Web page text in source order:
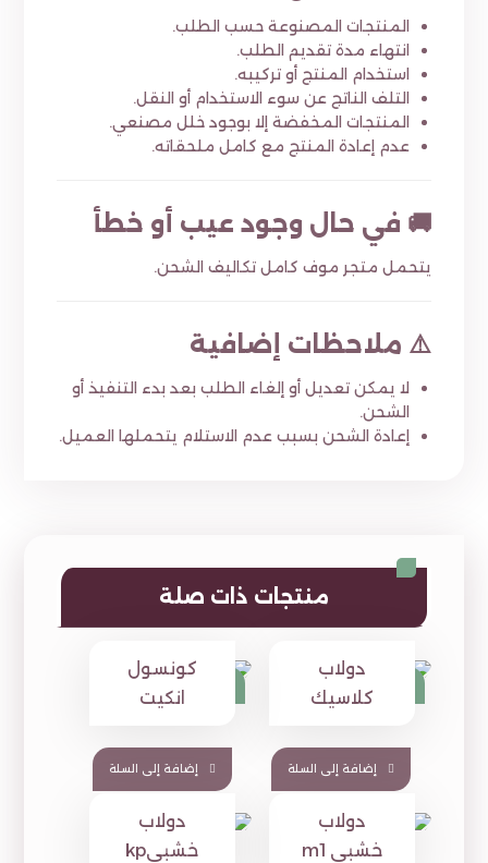
المنتجات المصنوعة حسب الطلب.
انتهاء مدة تقديم الطلب.
استخدام المنتج أو تركيبه.
التلف الناتج عن سوء الاستخدام أو النقل.
المنتجات المخفضة إلا بوجود خلل مصنعي.
عدم إعادة المنتج مع كامل ملحقاته.
🚚 في حال وجود عيب أو خطأ
يتحمل متجر موف كامل تكاليف الشحن.
⚠️ ملاحظات إضافية
لا يمكن تعديل أو إلغاء الطلب بعد بدء التنفيذ أو
الشحن.
إعادة الشحن بسبب عدم الاستلام يتحملها العميل.
منتجات ذات صلة
دولاب
كلاسيك
⃁1,350
1,150
إضافة إلى السلة
كونسول
انكيت
⃁1,700
إضافة إلى السلة
دولاب
خشبي m1
دولاب
خشبيkp